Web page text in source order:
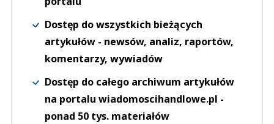
Dostęp do wszystkich bieżących
artykułów - newsów, analiz, raportów,
komentarzy, wywiadów
Dostęp do całego archiwum artykułów
na portalu wiadomoscihandlowe.pl -
ponad 50 tys. materiałów